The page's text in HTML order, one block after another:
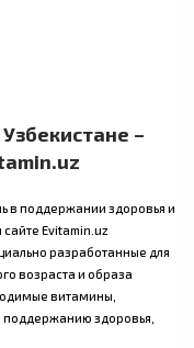
–
в поддержании здоровья и
Evitamin.uz
разработанные для
возраста и образа
витамины,
здоровья,